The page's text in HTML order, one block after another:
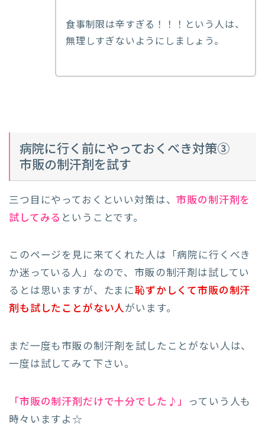
食事制限は辛すぎる！！！という人は、
無理しすぎないようにしましょう。
病院に行く前にやっておくべき対策③
市販の制汗剤を試す
三つ目にやっておくといい対策は、市販の制汗剤を
試してみる ということです。
このページを見に来てくれた人は「病院に行くべき
か迷っている人」なので、市販の制汗剤は試してい
るとは思いますが、たまに恥ずかしくて市販の制汗
剤も試したことがない人がいます。
まだ一度も市販の制汗剤を試したことがない人は、
一度は試してみて下さい。
「市販の制汗剤だけで十分でした♪」
っていう人も
時々いますよ☆